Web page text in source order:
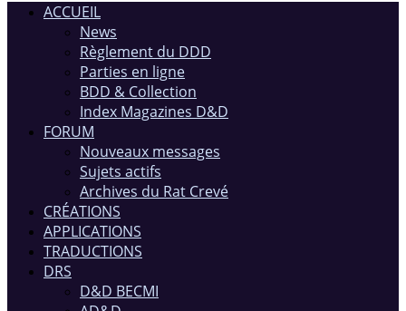
ACCUEIL
News
Règlement du DDD
Parties en ligne
BDD & Collection
Index Magazines D&D
FORUM
Nouveaux messages
Sujets actifs
Archives du Rat Crevé
CRÉATIONS
APPLICATIONS
TRADUCTIONS
DRS
D&D BECMI